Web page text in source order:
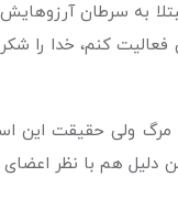
به سرطان
کنم، خدا را
مرگ ولی حقیقت این
دلیل هم با نظر